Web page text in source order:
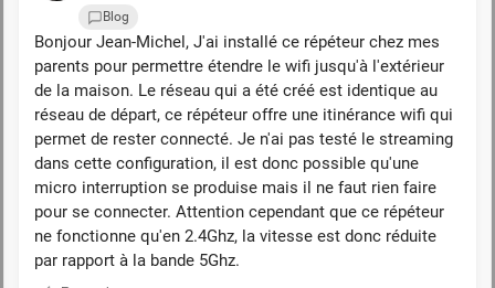
Blog
Bonjour Jean-Michel, J'ai installé ce répéteur chez mes
parents pour permettre étendre le wifi jusqu'à l'extérieur
de la maison. Le réseau qui a été créé est identique au
réseau de départ, ce répéteur offre une itinérance wifi qui
permet de rester connecté. Je n'ai pas testé le streaming
dans cette configuration, il est donc possible qu'une
micro interruption se produise mais il ne faut rien faire
pour se connecter. Attention cependant que ce répéteur
ne fonctionne qu'en 2.4Ghz, la vitesse est donc réduite
par rapport à la bande 5Ghz.